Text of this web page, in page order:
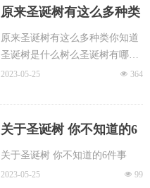
原来圣诞树有这么多种类
你知道圣诞树是什么树么
圣诞树有哪些分类
原来圣诞树有这么多种类你知道
圣诞树是什么树么圣诞树有哪些
分类
넶 364
2023-05-25
关于圣诞树 你不知道的6
件事
关于圣诞树 你不知道的6件事
넶 99
2023-05-25